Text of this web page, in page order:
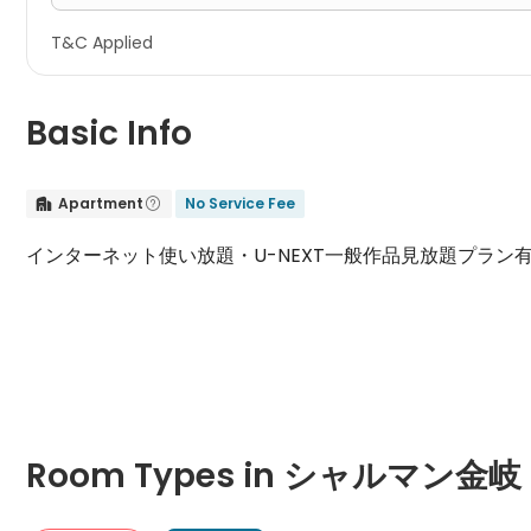
T&C Applied
Basic Info
 Apartment  No Service Fee
インターネット使い放題・U-NEXT一般作品見放題プラン
"1B" typically refers to a one-bedroom apartment. It
Room Types in シャルマン金